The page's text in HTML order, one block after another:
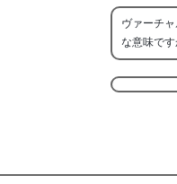
ヴァーチ
な意味です